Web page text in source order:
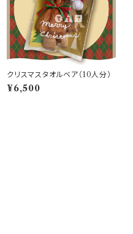
クリスマスタオルベア（10人分）
¥6,500